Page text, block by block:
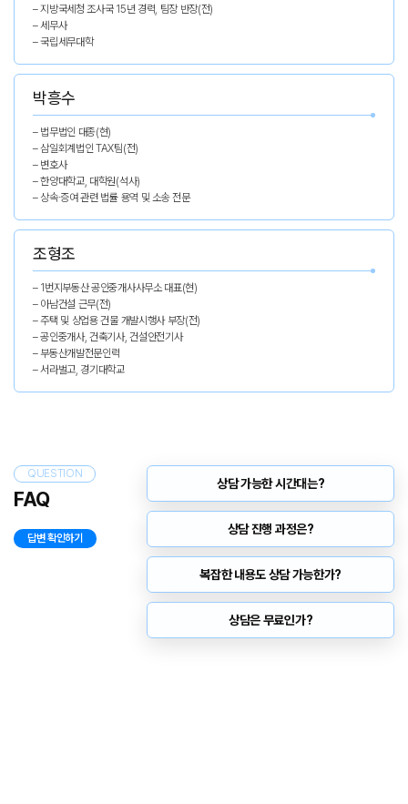
– 지방국세청 조사국 15년 경력, 팀장 반장(전)
– 세무사
– 국립세무대학
박흥수
– 법무법인 대종(현)
– 삼일회계법인 TAX팀(전)
– 변호사
– 한양대학교, 대학원(석사)
– 상속·증여 관련 법률 용역 및 소송 전문
조형조
– 1번지부동산 공인중개사사무소 대표(현)
– 아남건설 근무(전)
– 주택 및 상업용 건물 개발시행사 부장(전)
– 공인중개사, 건축기사, 건설안전기사
– 부동산개발전문인력
– 서라벌고, 경기대학교
QUESTION
FAQ
답변 확인하기
상담 가능한 시간대는?
상담 진행 과정은?
복잡한 내용도 상담 가능한가?
상담은 무료인가?